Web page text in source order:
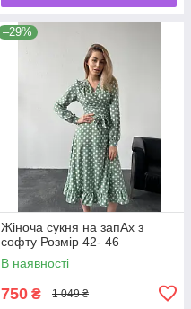
–29%
Жіноча сукня на запАх з
софту Розмір 42- 46
В наявності
750 ₴ 1 049 ₴